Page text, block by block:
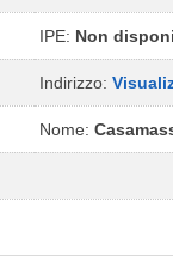
IPE: Non
Indirizzo:
Nome: